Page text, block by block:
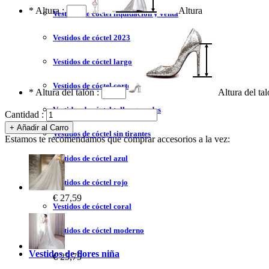
Vestidos de cóctel liquidación y venta
Vestidos de cóctel 2023
Vestidos de cóctel largo
Vestidos de cóctel corto
Vestidos de cóctel tallas grandes
Vestidos de cóctel sin tirantes
Vestidos de cóctel azul
Vestidos de cóctel rojo
Vestidos de cóctel coral
Vestidos de cóctel moderno
Vestidos de flores niña
* Altura : Altura
* Altura del talón : Altura del
Cantidad :
Estamos te recomendamos que comprar accesorios a la vez:
€ 27,59
€ 25,75